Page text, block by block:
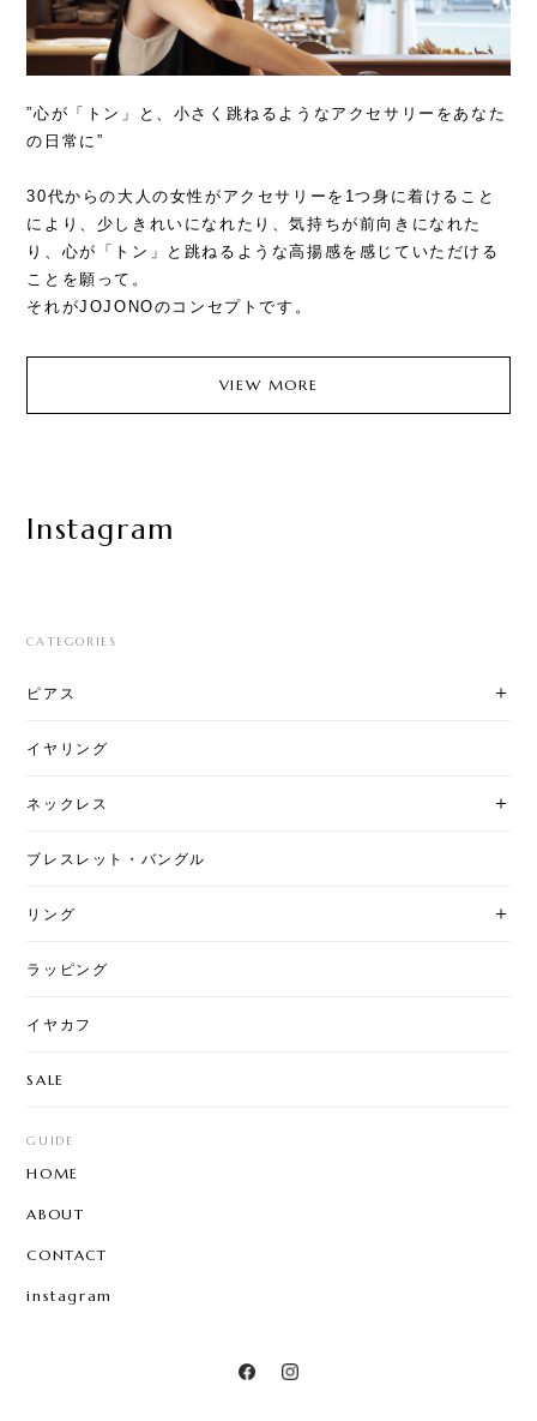
”心が「トン」と、小さく跳ねるようなアクセサリーをあなた
の日常に”
30代からの大人の女性がアクセサリーを1つ身に着けること
により、少しきれいになれたり、気持ちが前向きになれた
り、心が「トン」と跳ねるような高揚感を感じていただける
ことを願って。
それがJOJONOのコンセプトです。
VIEW MORE
Instagram
CATEGORIES
ピアス
イヤリング
ネックレス
ブレスレット・バングル
リング
ラッピング
イヤカフ
SALE
GUIDE
HOME
ABOUT
CONTACT
instagram